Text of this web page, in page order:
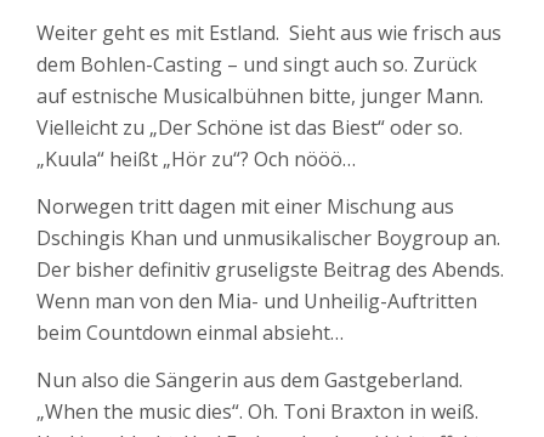
Weiter geht es mit Estland. Sieht aus wie frisch aus
dem Bohlen-Casting – und singt auch so. Zurück
auf estnische Musicalbühnen bitte, junger Mann.
Vielleicht zu „Der Schöne ist das Biest“ oder so.
„Kuula“ heißt „Hör zu“? Och nööö…
Norwegen tritt dagen mit einer Mischung aus
Dschingis Khan und unmusikalischer Boygroup an.
Der bisher definitiv gruseligste Beitrag des Abends.
Wenn man von den Mia- und Unheilig-Auftritten
beim Countdown einmal absieht…
Nun also die Sängerin aus dem Gastgeberland.
„When the music dies“. Oh. Toni Braxton in weiß.